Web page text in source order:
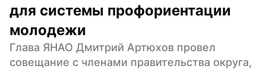
для системы профориентации
молодежи
Глава ЯНАО Дмитрий Артюхов провел
совещание с членами правительства округа,